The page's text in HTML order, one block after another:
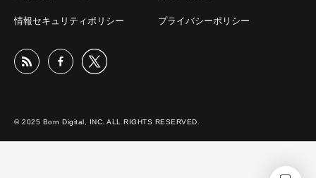
情報セキュリティポリシー プライバシーポリシー
© 2025 Born Digital, INC. ALL RIGHTS RESERVED.